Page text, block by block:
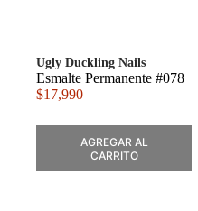
Ugly Duckling Nails
Esmalte Permanente #078
$17,990
AGREGAR AL
CARRITO